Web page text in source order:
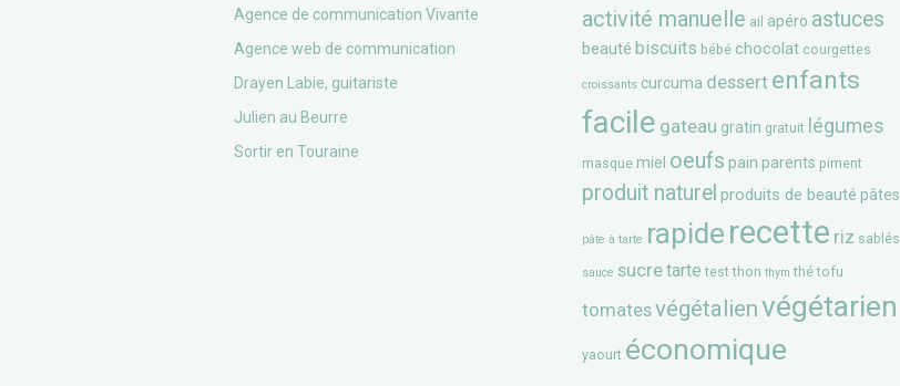
Agence de communication Vivante
Agence web de communication
Drayen Labie, guitariste
Julien au Beurre
Sortir en Touraine
activité manuelle ail apéro astuces
beauté biscuits bébé chocolat courgettes
croissants curcuma dessert enfants
facile gateau gratin gratuit légumes
masque miel oeufs pain parents piment
produit naturel produits de beauté pâtes
pâte à tarte rapide recette riz sablés
sauce sucretarte test thon thym thé tofu
tomatesvégétalienvégétarien
yaourt économique